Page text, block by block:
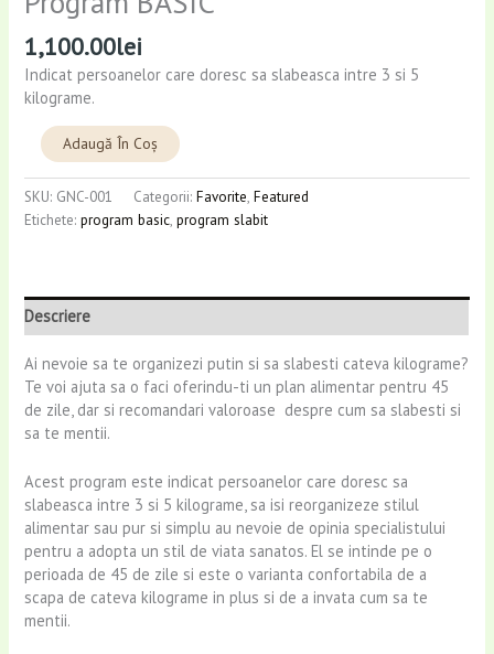
1,100.00lei
Indicat persoanelor care doresc sa slabeasca intre 3 si 5
kilograme.
Adaugă În Coș
SKU: GNC-001 Categorii:Favorite,Featured
Etichete:program basic,program slabit
Descriere
Ai nevoie sa te organizezi putin si sa slabesti cateva kilograme?
Te voi ajuta sa o faci oferindu-ti un plan alimentar pentru 45
de zile, dar si recomandari valoroase despre cum sa slabesti si
sa te mentii.
Acest program este indicat persoanelor care doresc sa
slabeasca intre 3 si 5 kilograme, sa isi reorganizeze stilul
alimentar sau pur si simplu au nevoie de opinia specialistului
pentru a adopta un stil de viata sanatos. El se intinde pe o
perioada de 45 de zile si este o varianta confortabila de a
scapa de cateva kilograme in plus si de a invata cum sa te
mentii.